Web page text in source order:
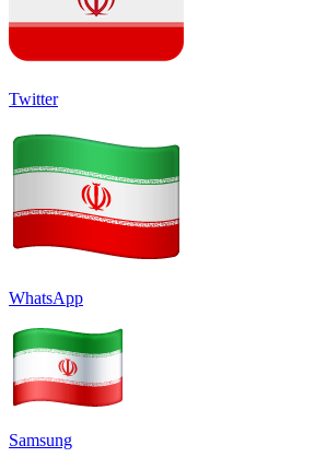
Twitter
WhatsApp
Samsung